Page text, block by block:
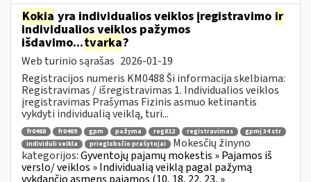
Kokia yra individualios veiklos įregistravimo ir
individualios veiklos pažymos
išdavimo...tvarka?
Web turinio sąrašas 2026-01-19
Registracijos numeris KM0488 Ši informacija skelbiama:
Registravimas / išregistravimas 1. Individualios veiklos
įregistravimas Prašymas Fizinis asmuo ketinantis
vykdyti individualią veiklą, turi...
fr0468 fr0469 gpm pažyma reg812 registravimas
gpmį 34 str
individuli veikla
prieglobsčio prašytojai
Mokesčių žinyno
kategorijos:Gyventojų pajamų mokestis » Pajamos iš
verslo/ veiklos » Individualią veiklą pagal pažymą